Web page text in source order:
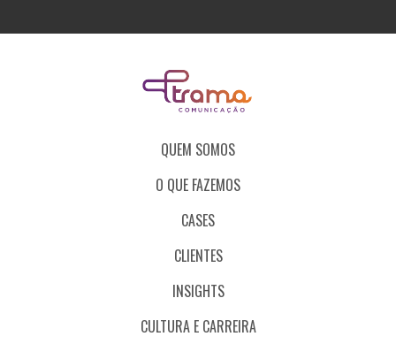
QUEM SOMOS
O QUE FAZEMOS
CASES
CLIENTES
INSIGHTS
CULTURA E CARREIRA